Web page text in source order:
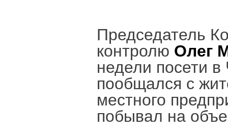
Председатель
контролю Олег
недели посети
пообщался с
местного
побывал на